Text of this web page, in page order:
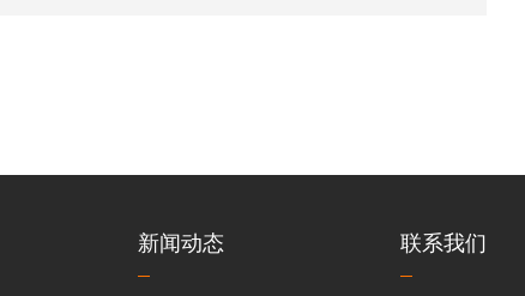
新闻动态 联系我们